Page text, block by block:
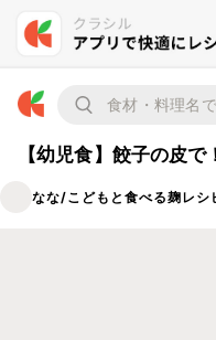
【幼児食】餃子の皮
なな/こどもと食べる麹レシ